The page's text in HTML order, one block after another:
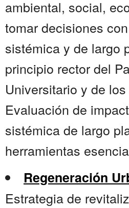
ambiental, social,
tomar decisiones
sistémica y de largo
principio rector del
Universitario y de los
Evaluación de
sistémica de largo
herramientas
Regeneración
Estrategia de